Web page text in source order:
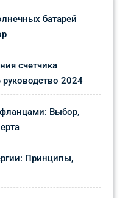
батарей
счетчика
руководство 2024
Выбор,
Принципы,